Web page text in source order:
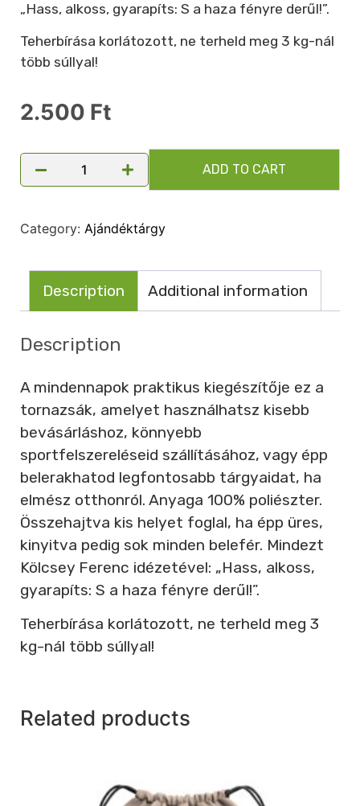
„Hass, alkoss, gyarapíts: S a haza fényre derűl!”.
Teherbírása korlátozott, ne terheld meg 3 kg-nál
több súllyal!
2.500 Ft
ADD TO CART
Category: Ajándéktárgy
Description Additional information
Description
A mindennapok praktikus kiegészítője ez a
tornazsák, amelyet használhatsz kisebb
bevásárláshoz, könnyebb
sportfelszereléseid szállításához, vagy épp
belerakhatod legfontosabb tárgyaidat, ha
elmész otthonról. Anyaga 100% poliészter.
Összehajtva kis helyet foglal, ha épp üres,
kinyitva pedig sok minden belefér. Mindezt
Kölcsey Ferenc idézetével: „Hass, alkoss,
gyarapíts: S a haza fényre derűl!”.
Teherbírása korlátozott, ne terheld meg 3
kg-nál több súllyal!
Related products